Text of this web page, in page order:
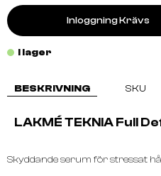
Inloggning Krävs
I lager
BESKRIVNING SKU
LAKMÉ TEKNIA Full
Skyddande serum för stressat